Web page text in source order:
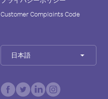
Customer Complaints Code
日本語